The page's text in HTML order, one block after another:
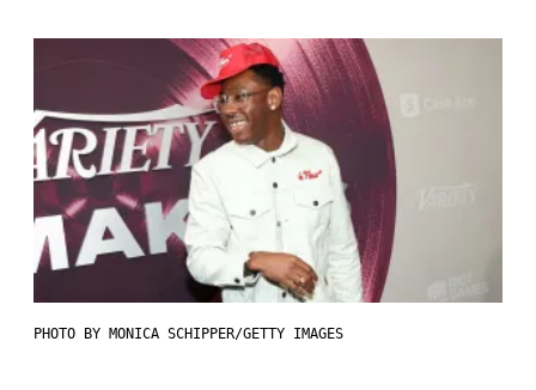
PHOTO BY MONICA SCHIPPER/GETTY IMAGES